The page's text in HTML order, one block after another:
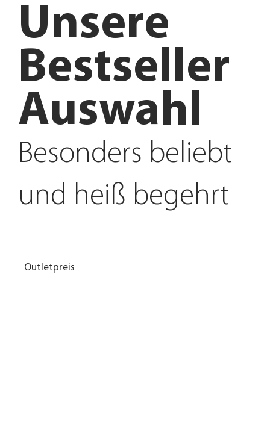
Outletpreis
Bestseller
Auswahl
Unsere
Besonders beliebt
und heiß begehrt